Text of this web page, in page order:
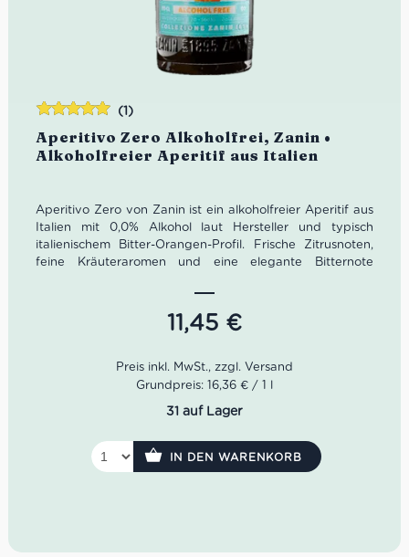
Aperitivo Zero Alkoholfrei, Zanin •
Alkoholfreier Aperitif aus Italien
(1)
Aperitivo Zero von Zanin ist ein alkoholfreier Aperitif aus
Italien mit 0,0% Alkohol laut Hersteller und typisch
italienischem Bitter-Orangen-Profil. Frische Zitrusnoten,
feine Kräuteraromen und eine elegante Bitternote
Drinks, Aperitivo-Momente und moderne Mocktails.
Italienisches Dolce Vita – intensiv, aromatisch und
Inhalt: 0,7l
Alkoholgehalt: 0,0% laut Hersteller
Serviertipp: auf Eis mit Soda oder Tonic
11,45 €
Bewertet
mit 5.00von
5
Grundpreis: 16,36 € / 1 l
31 auf Lager
IN DEN WARENKORB